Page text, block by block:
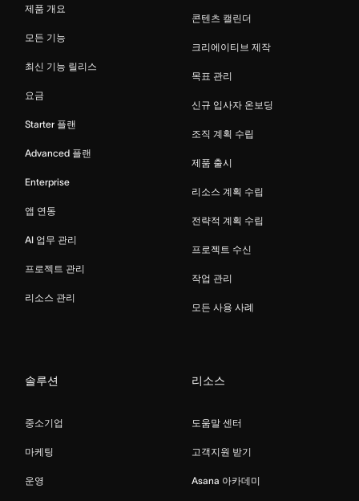
제품 개요
모든 기능
최신 기능 릴리스
요금
Starter 플랜
Advanced 플랜
Enterprise
앱 연동
AI 업무 관리
프로젝트 관리
리소스 관리
콘텐츠 캘린더
크리에이티브 제작
목표 관리
신규 입사자 온보딩
조직 계획 수립
제품 출시
리소스 계획 수립
전략적 계획 수립
프로젝트 수신
작업 관리
모든 사용 사례
솔루션
중소기업
마케팅
운영
리소스
도움말 센터
고객지원 받기
Asana 아카데미